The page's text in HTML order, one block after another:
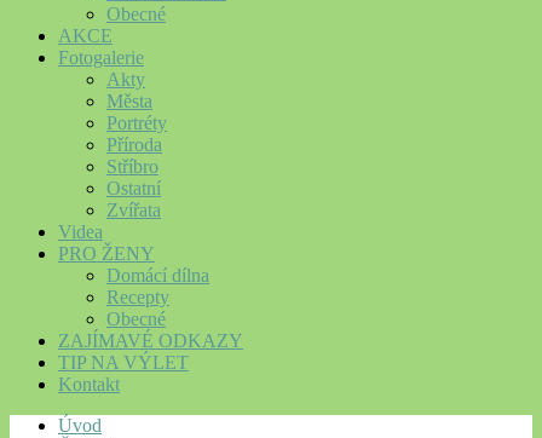
Obecné
AKCE
Fotogalerie
Akty
Města
Portréty
Příroda
Stříbro
Ostatní
Zvířata
Videa
PRO ŽENY
Domácí dílna
Recepty
Obecné
ZAJÍMAVÉ ODKAZY
TIP NA VÝLET
Kontakt
Úvod